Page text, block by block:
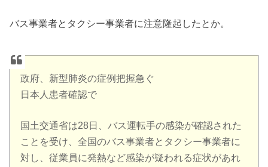
バス事業者とタクシー事業者に注意隆起したとか。
政府、新型肺炎の症例把握急ぐ
日本人患者確認で
国土交通省は28日、バス運転手の感染が確認された
ことを受け、全国のバス事業者とタクシー事業者に
対し、従業員に発熱など感染が疑われる症状があれ